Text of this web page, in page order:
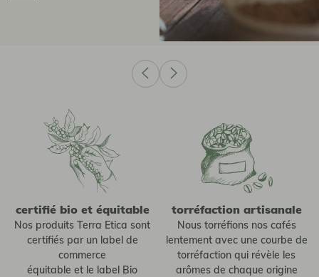
certifié bio et équitable
Nos produits Terra Etica sont
certifiés par un label de
commerce
équitable et le label Bio
torréfaction artisanale
Nous torréfions nos cafés
lentement avec une courbe de
torréfaction qui révèle les
arômes de chaque origine